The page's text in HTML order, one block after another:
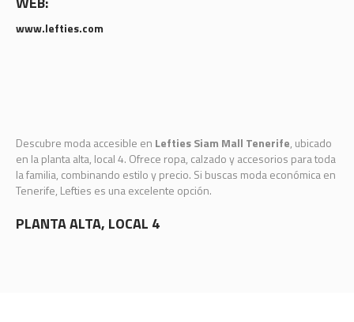
www.lefties.com
Descubre moda accesible en Lefties Siam Mall Tenerife, ubicado
en la planta alta, local 4. Ofrece ropa, calzado y accesorios para toda
la familia, combinando estilo y precio. Si buscas moda económica en
Tenerife, Lefties es una excelente opción.
PLANTA ALTA, LOCAL 4